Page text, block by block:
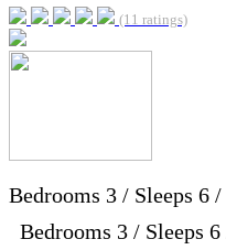
(11 ratings)
Bedrooms 3 / Sleeps 6 /
Bedrooms 3 / Sleeps